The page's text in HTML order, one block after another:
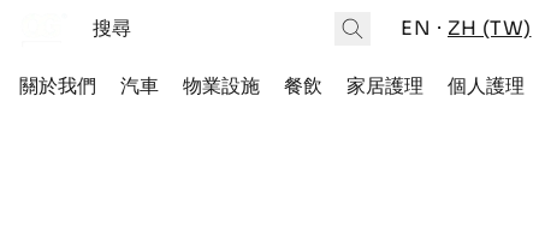
EN ZH (TW)
關於我們 汽車 物業設施 餐飲 家居護理 個人護理